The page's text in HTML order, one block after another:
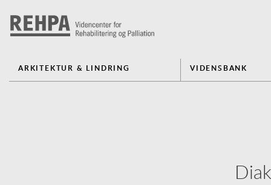
ARKITEKTUR & LINDRING VIDENSBANK